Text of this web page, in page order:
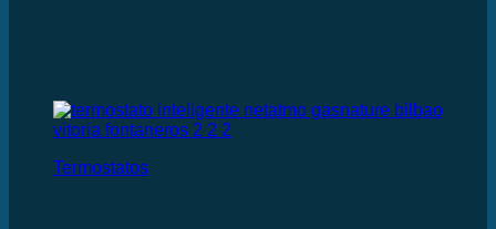
Termostatos